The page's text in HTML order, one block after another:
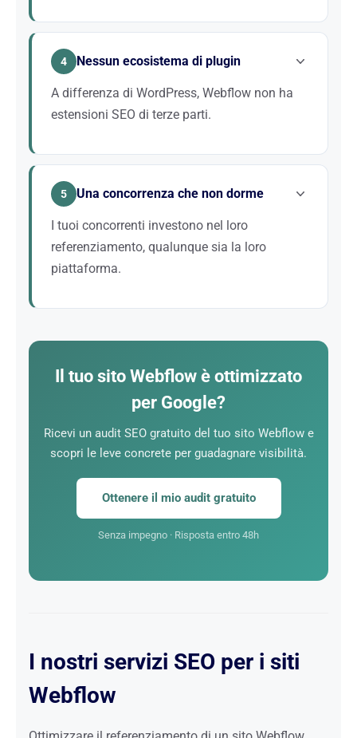
Ciò impone di lavorare nel quadro della piattaforma:
indicizzazione. Ottimizziamo tutte queste
4 Nessun ecosistema di plugin
A differenza di WordPress, Webflow non ha
estensioni SEO di terze parti.
Tutto deve essere fatto con gli strumenti nativi e
che non è coperto nativamente: dati strutturati,
5 Una concorrenza che non dorme
I tuoi concorrenti investono nel loro
referenziamento, qualunque sia la loro
piattaforma.
Avere un bel sito Webflow non basta. È la strategia
Il tuo sito Webflow è ottimizzato
per Google?
Ricevi un audit SEO gratuito del tuo sito Webflow e
scopri le leve concrete per guadagnare visibilità.
Ottenere il mio audit gratuito
Senza impegno · Risposta entro 48h
I nostri servizi SEO per i siti
Webflow